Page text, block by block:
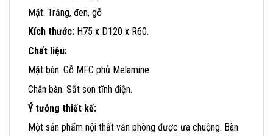
Mặt: Trắng, đen, gỗ
Kích thước: H75 x D120 x R60.
Chất liệu:
Mặt bàn: Gỗ MFC phủ Melamine
Chân bàn: Sắt sơn tĩnh điện.
Ý tưởng thiết kế:
Một sản phẩm nội thất văn phòng được ưa chuộng. Bàn